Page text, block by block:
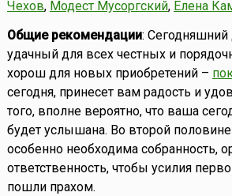
Чехов, Модест Мусоргский, Елена
Общие рекомендации:
удачный для всех честных и
хорош для новых приобретений –
сегодня, принесет вам радость и
того, вполне вероятно, что ваша
будет услышана. Во второй
особенно необходима собранность,
ответственность, чтобы усилия
пошли прахом.